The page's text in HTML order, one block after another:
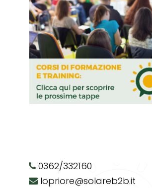
0362/332160
lopriore@solareb2b.it